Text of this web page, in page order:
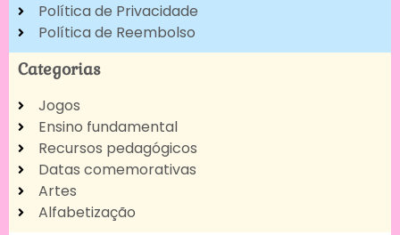
Política de Privacidade
Política de Reembolso
Categorias
Jogos
Ensino fundamental
Recursos pedagógicos
Datas comemorativas
Artes
Alfabetização